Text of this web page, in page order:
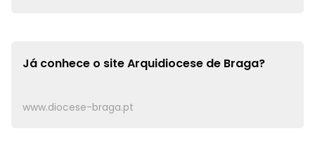
Já conhece o siteArquidiocese de Braga?
www.diocese-braga.pt